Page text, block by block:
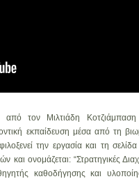
από τον Μιλτιάδη
εκπαίδευση μέσα από τη
την εργασία και τη
ονομάζεται: “Στρατηγικές
καθοδήγησης και